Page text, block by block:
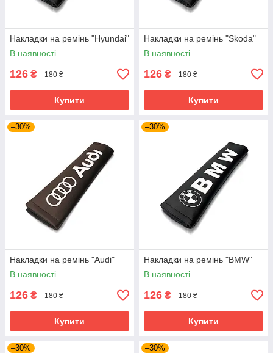
Накладки на ремінь "Hyundai"
В наявності
126 ₴ 180 ₴
Купити
Накладки на ремінь "Skoda"
В наявності
126 ₴ 180 ₴
Купити
–30%
Накладки на ремінь "Audi"
В наявності
126 ₴ 180 ₴
Купити
–30%
Накладки на ремінь "BMW"
В наявності
126 ₴ 180 ₴
Купити
–30% –30%